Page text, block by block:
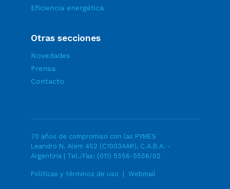
Eficiencia energética
Otras secciones
Novedades
Prensa
Contacto
70 años de compromiso con las PYMES
Leandro N. Alem 452 (C1003AAR), C.A.B.A. -
Argentina | Tel./Fax: (011) 5556-5556/02
Políticas y términos de uso Webmail